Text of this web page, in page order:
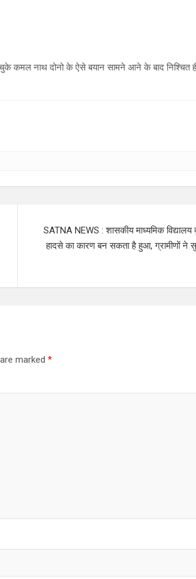
कमल नाथ दोनो के ऐसे बयान सामने आने के बाद निश्चित
SATNA NEWS : शासकीय माध्यमिक विद्यालय
हादसे का कारण बन सकता है हुआ, ग्रामीणों ने
marked *